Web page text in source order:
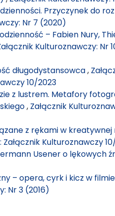
Przyczynek do
Nr 7 (2020)
– Fabien Nury,
Kulturoznawczy: Nr
długodystansowca,
10/2023
z lustrem. Metafory
, Załącznik
z rękami w
Kulturoznawczy
Usener o lękowych
– opera, cyrk i kicz w
Nr 3 (2016)